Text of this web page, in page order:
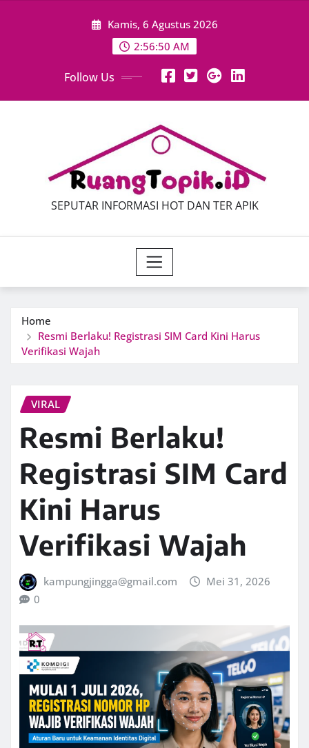
Kamis, 6 Agustus 2026
2:56:51 AM
Follow Us
SEPUTAR INFORMASI HOT DAN TER APIK
Home
Resmi Berlaku! Registrasi SIM Card Kini Harus
Verifikasi Wajah
VIRAL
Resmi Berlaku!
Registrasi SIM Card
Kini Harus
Verifikasi Wajah
kampungjingga@gmail.com
Mei 31, 2026
0